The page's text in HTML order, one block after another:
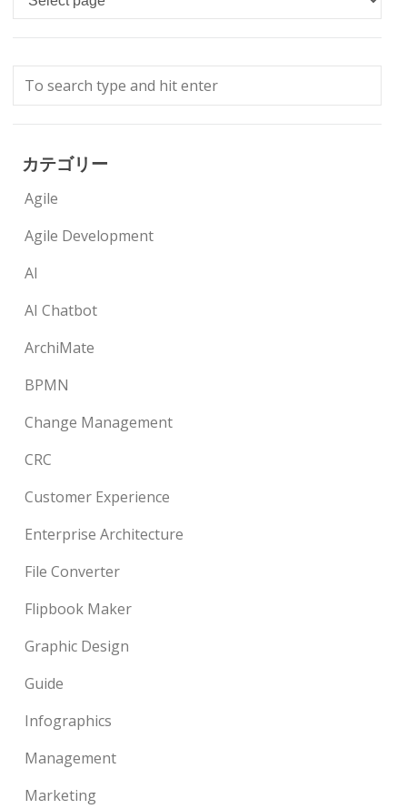
カテゴリー
Agile
Agile Development
AI
AI Chatbot
ArchiMate
BPMN
Change Management
CRC
Customer Experience
Enterprise Architecture
File Converter
Flipbook Maker
Graphic Design
Guide
Infographics
Management
Marketing